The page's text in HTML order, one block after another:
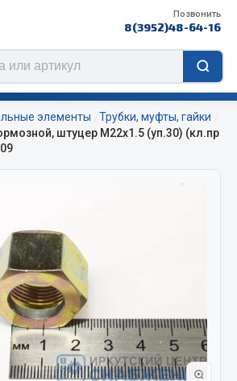
Позвонить
8(3952)48-64-16
на колеса BOHU
подогреватели
элементы
Трубки, муфты, гайки
штуцер М22х1.5 (уп.30) (кл.пр